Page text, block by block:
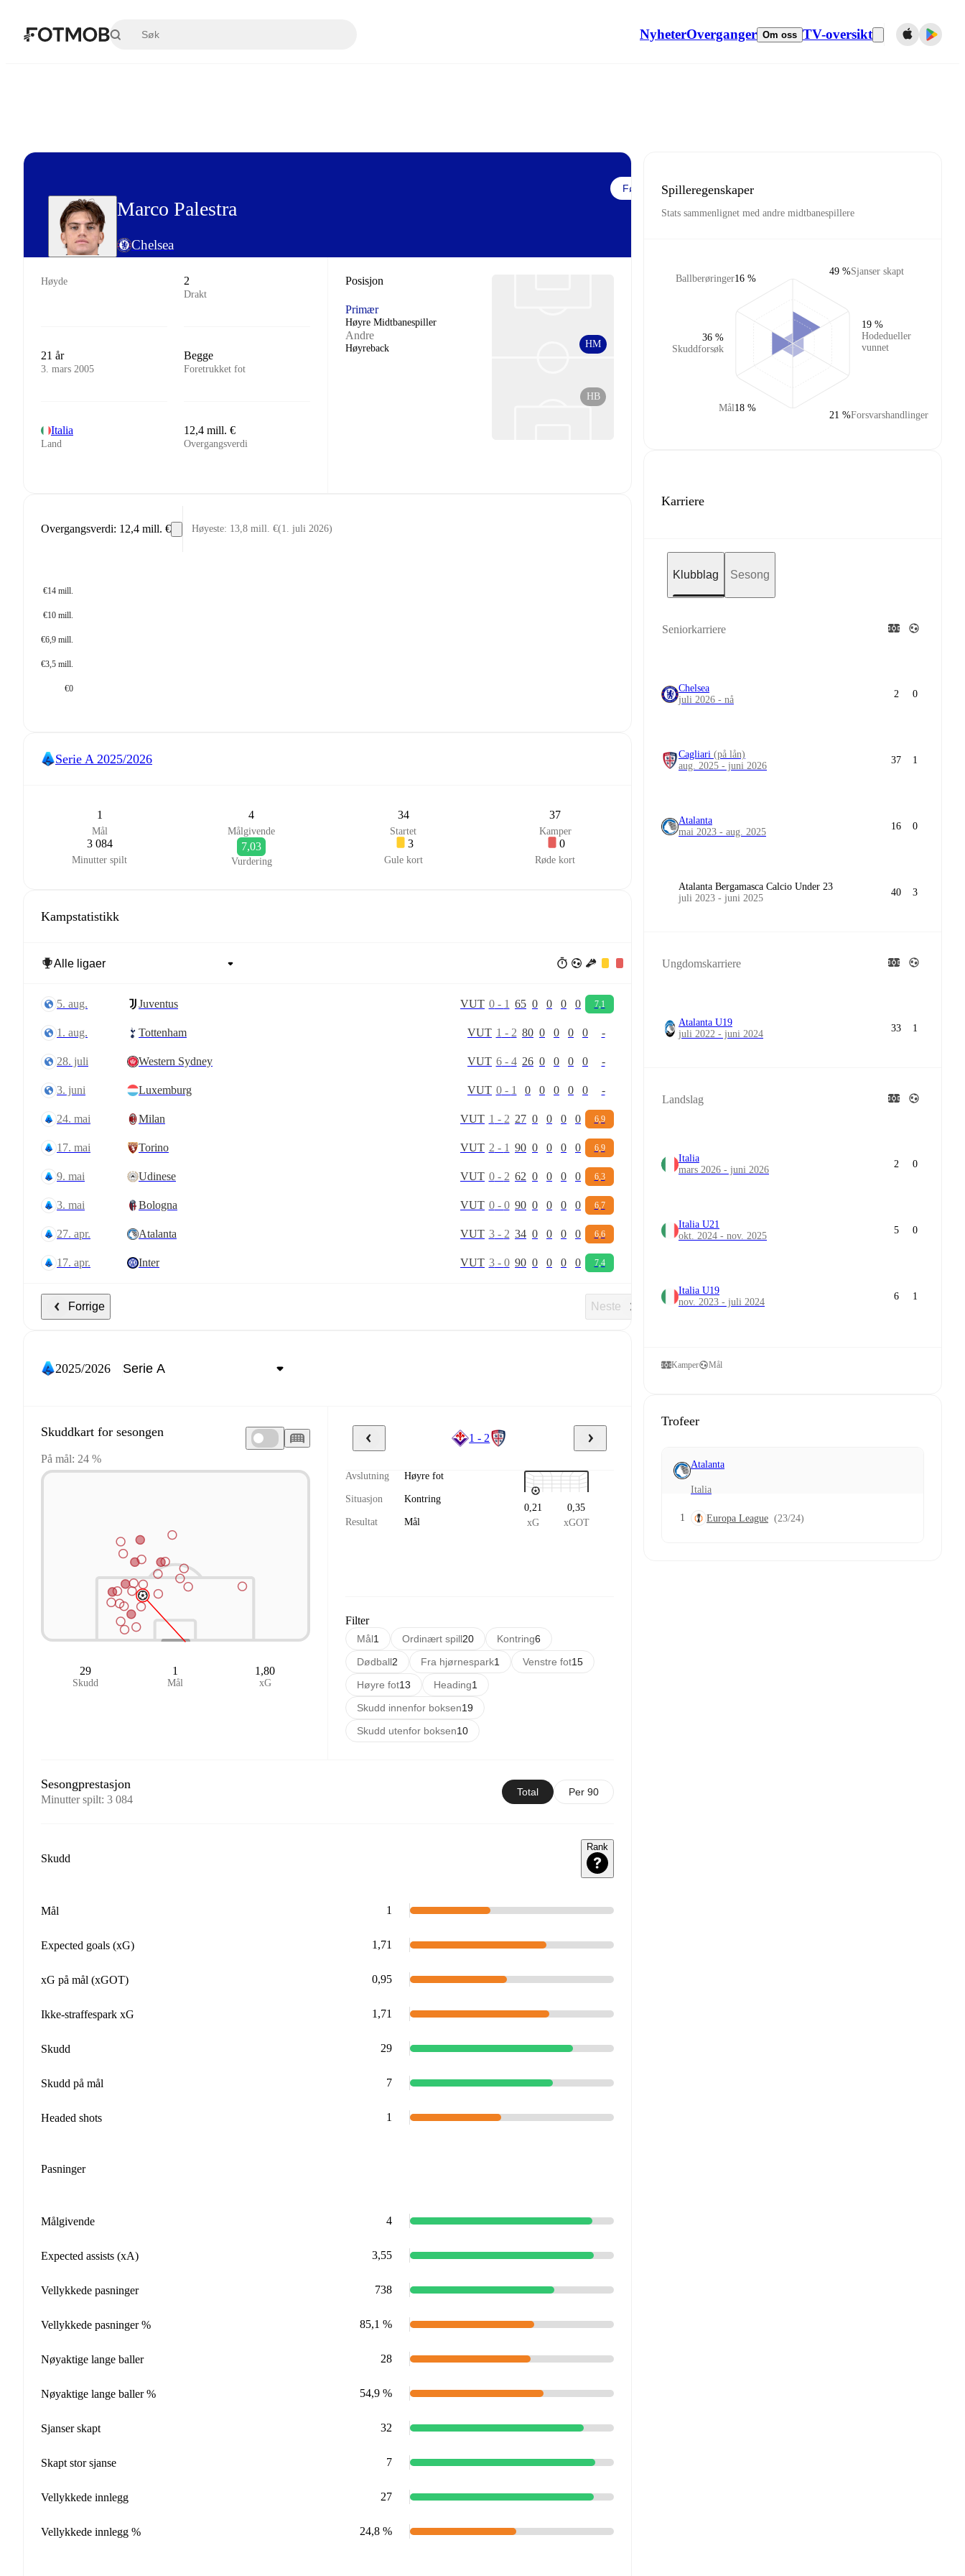
NyheterOverganger Om oss TV-oversikt
Marco Palestra
Chelsea
Følg
Høyde 2
Drakt
21 år
3. mars 2005
Begge
Foretrukket fot
Italia
Land
12,4 mill. €
Overgangsverdi
Posisjon
Primær
Høyre Midtbanespiller
Andre
Høyreback
HB
HM
Overgangsverdi: 12,4 mill. € Høyeste: 13,8 mill. €(1. juli 2026)
€14 mill.
€10 mill.
€6,9 mill.
€3,5 mill.
€0
Serie A 2025/2026
1
Mål
4
Målgivende
34
Startet
37
Kamper
3 084
Minutter spilt
7,03
Vurdering
3
Gule kort
0
Røde kort
Kampstatistikk
5. aug. Juventus VUT 0- 1 65 0 0 0 0 7,1
1. aug. Tottenham VUT 1 - 2 80 0 0 0 0 -
28. juli Western Sydney VUT 6- 4 26 0 0 0 0 -
3. juni Luxemburg VUT 0- 1 0 0 0 0 0 -
24. mai Milan VUT 1 - 2 27 0 0 0 0 6,9
17. mai Torino VUT 2 - 1 90 0 0 0 0 6,9
9. mai Udinese VUT 0- 2 62 0 0 0 0 6,3
3. mai Bologna VUT 0- 0 90 0 0 0 0 6,7
27. apr. Atalanta VUT 3- 2 34 0 0 0 0 6,6
17. apr. Inter VUT 3- 0 90 0 0 0 0 7,4
Forrige Neste
2025/2026
Skuddkart for sesongen
På mål: 24 %
29
Skudd
1
Mål
1,80
xG
1 - 2
Avslutning Høyre fot
Situasjon Kontring
Resultat Mål
0,21
xG
0,35
xGOT
Filter
Mål1 Ordinært spill20 Kontring6
Dødball2 Fra hjørnespark1 Venstre fot15
Høyre fot13 Heading1
Skudd innenfor boksen19
Skudd utenfor boksen10
Sesongprestasjon
Minutter spilt: 3 084
Total Per 90
Skudd
Rank
Mål 1
Expected goals (xG) 1,71
xG på mål (xGOT) 0,95
Ikke-straffespark xG 1,71
Skudd 29
Skudd på mål 7
Headed shots 1
Pasninger
Målgivende 4
Expected assists (xA) 3,55
Vellykkede pasninger 738
Vellykkede pasninger % 85,1 %
Nøyaktige lange baller 28
Nøyaktige lange baller % 54,9 %
Sjanser skapt 32
Skapt stor sjanse 7
Vellykkede innlegg 27
Vellykkede innlegg % 24,8 %
Spilleregenskaper
Stats sammenlignet med andre midtbanespillere
Ballberøringer16 %
Skuddforsøk
36 %
Mål18 %
Sjanser skapt
49 %
Hodedueller
vunnet
19 %
Forsvarshandlinger
21 %
Karriere
Klubblag Sesong
Seniorkarriere
Chelsea
juli 2026 - nå
2 0
Cagliari (på lån)
aug. 2025 - juni 2026
37 1
Atalanta
mai 2023 - aug. 2025
16 0
Atalanta Bergamasca Calcio Under 23
juli 2023 - juni 2025
40 3
Ungdomskarriere
Atalanta U19
juli 2022 - juni 2024
33 1
Landslag
Italia
mars 2026 - juni 2026
2 0
Italia U21
okt. 2024 - nov. 2025
5 0
Italia U19
nov. 2023 - juli 2024
6 1
Kamper Mål
Trofeer
Atalanta
Italia
1 Europa League (23/24)